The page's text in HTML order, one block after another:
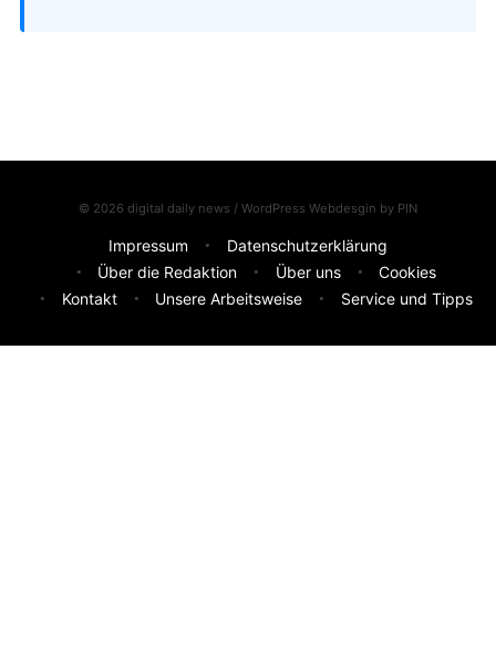
© 2026 digital daily news / WordPress Webdesgin by PIN
Impressum
Datenschutzerklärung
Über die Redaktion
Über uns
Cookies
Kontakt
Unsere Arbeitsweise Service und Tipps